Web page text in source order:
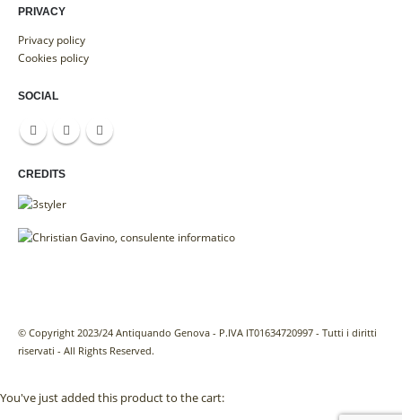
PRIVACY
Privacy policy
Cookies policy
SOCIAL
CREDITS
© Copyright 2023/24 Antiquando Genova - P.IVA IT01634720997 - Tutti i diritti
riservati - All Rights Reserved.
You've just added this product to the cart: